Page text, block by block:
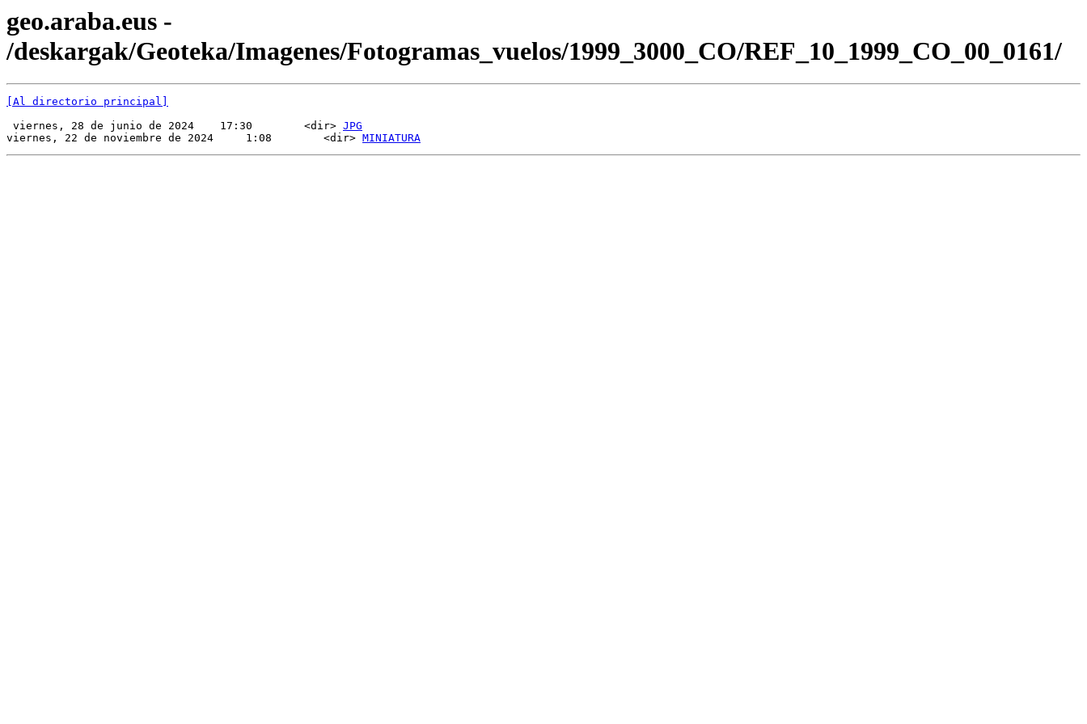
geo.araba.eus -
/deskargak/Geoteka/Imagenes/Fotogramas_vuelos/1999_3000_CO/REF_10_1999_CO_00_0161/
[Al directorio principal]
viernes, 28 de junio de 2024    17:30        <dir> JPG
viernes, 22 de noviembre de 2024     1:08        <dir> MINIATURA